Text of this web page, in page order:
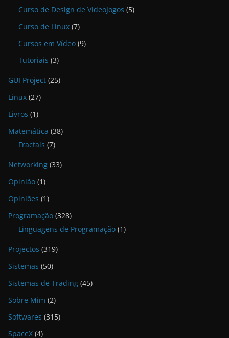
Curso de Design de VideoJogos (5)
Curso de Linux (7)
Cursos em Vídeo (9)
Tutoriais (3)
GUI Project (25)
Linux (27)
Livros (1)
Matemática (38)
Fractais (7)
Networking (33)
Opinião (1)
Opiniões (1)
Programação (328)
Linguagens de Programação (1)
Projectos (319)
Sistemas (50)
Sistemas de Trading (45)
Sobre Mim (2)
Softwares (315)
SpaceX (4)